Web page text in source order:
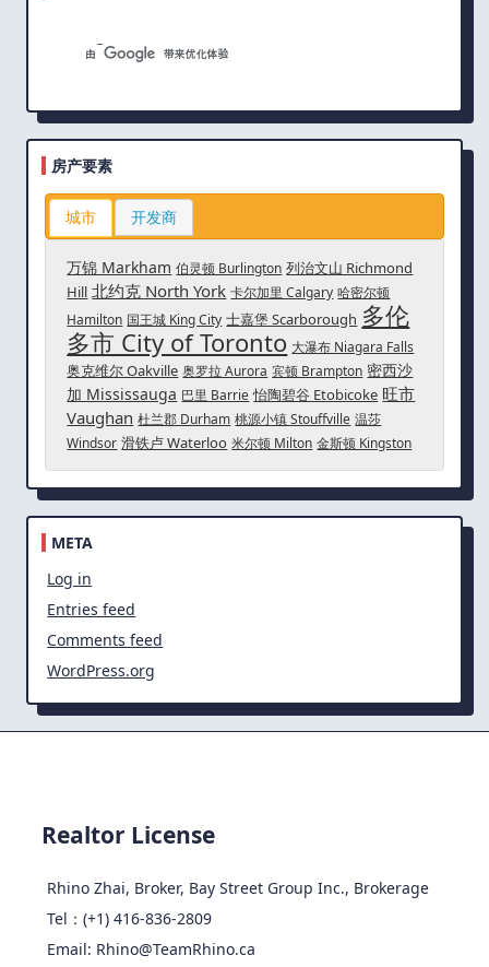
房产要素
城市 开发商
万锦 Markham 伯灵顿 Burlington 列治文山 Richmond
Hill 北约克 North York 卡尔加里 Calgary 哈密尔顿
Hamilton 国王城 King City 士嘉堡 Scarborough 多伦
多市 City of Toronto 大瀑布 Niagara Falls
奥克维尔 Oakville 奥罗拉 Aurora 宾顿 Brampton 密西沙
加 Mississauga 巴里 Barrie 怡陶碧谷 Etobicoke 旺市
Vaughan 杜兰郡 Durham 桃源小镇 Stouffville 温莎
Windsor 滑铁卢 Waterloo 米尔顿 Milton 金斯顿 Kingston
META
Log in
Entries feed
Comments feed
WordPress.org
Realtor License
Rhino Zhai, Broker, Bay Street Group Inc., Brokerage
Tel：(+1) 416-836-2809
Email: Rhino@TeamRhino.ca